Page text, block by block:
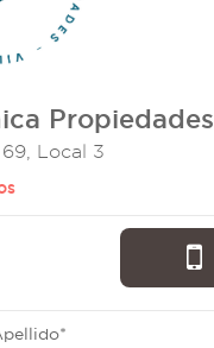
Propiedades
Local 3